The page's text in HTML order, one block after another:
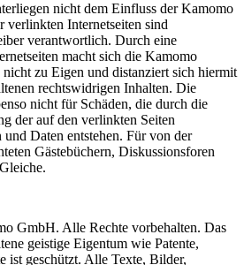
nicht dem Einfluss der Kamomo
Internetseiten sind
verantwortlich. Durch eine
macht sich die Kamomo
zu Eigen und distanziert sich hiermit
rechtswidrigen Inhalten. Die
nicht für Schäden, die durch die
der auf den verlinkten Seiten
Daten entstehen. Für von der
Gästebüchern, Diskussionsforen
GmbH. Alle Rechte vorbehalten. Das
geistige Eigentum wie Patente,
ist geschützt. Alle Texte, Bilder,